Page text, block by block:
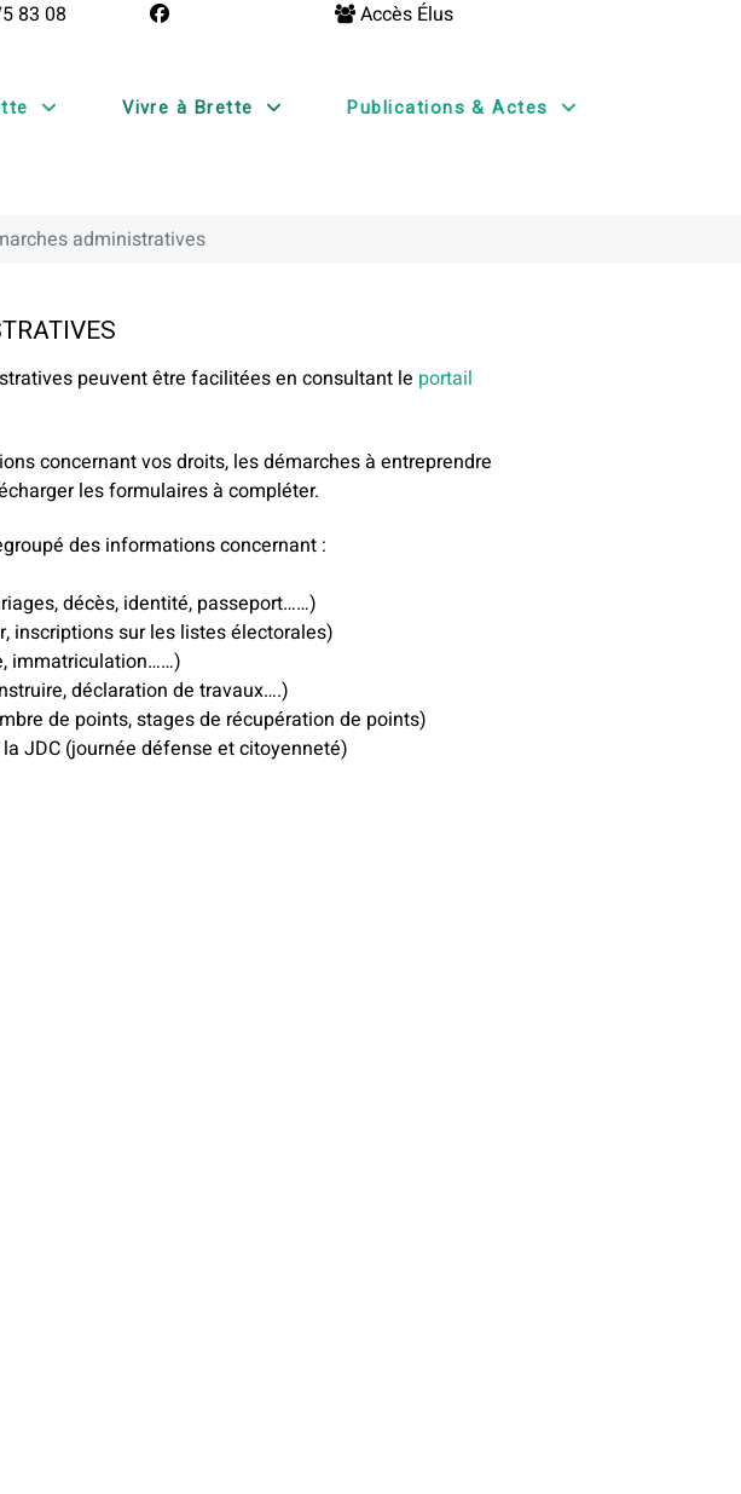
83 08 Accès Élus
Vivre à Brette Publications & Actes
administratives
peuvent être facilitées en consultant le portail
concernant vos droits, les démarches à entreprendre
les formulaires à compléter.
des informations concernant :
décès, identité, passeport……)
inscriptions sur les listes électorales)
immatriculation……)
déclaration de travaux….)
de points, stages de récupération de points)
JDC (journée défense et citoyenneté)